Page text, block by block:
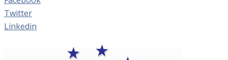
Twitter
Linkedin